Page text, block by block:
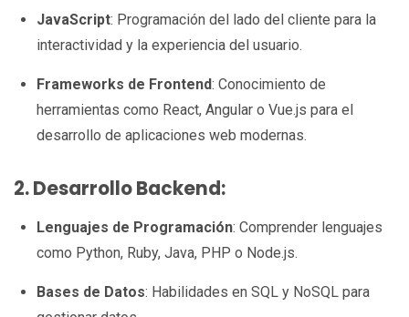
JavaScript: Programación del lado del cliente para la
interactividad y la experiencia del usuario.
Frameworks de Frontend: Conocimiento de
herramientas como React, Angular o Vue.js para el
desarrollo de aplicaciones web modernas.
2. Desarrollo Backend:
Lenguajes de Programación: Comprender lenguajes
como Python, Ruby, Java, PHP o Node.js.
Bases de Datos: Habilidades en SQL y NoSQL para